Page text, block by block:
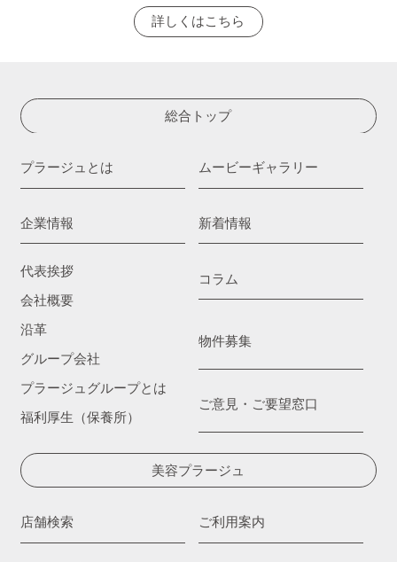
詳しくはこちら
総合トップ
プラージュとは
企業情報
代表挨拶
会社概要
沿革
グループ会社
プラージュグループとは
福利厚生（保養所）
ムービーギャラリー
新着情報
コラム
物件募集
ご意見・ご要望窓口
美容プラージュ
店舗検索 ご利用案内